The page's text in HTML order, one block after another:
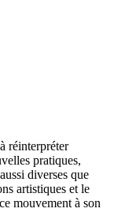
réinterpréter
pratiques,
diverses que
artistiques et le
mouvement à son